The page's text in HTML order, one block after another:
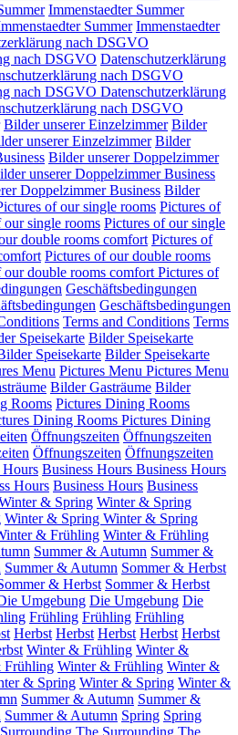
Immenstaedter Summer
Summer Immenstaedter
nach DSGVO
nach DSGVO Datenschutzerklärung
nach DSGVO
nach DSGVO Datenschutzerklärung
nach DSGVO
Bilder unserer Einzelzimmer Bilder
unserer Einzelzimmer Bilder
Bilder unserer Doppelzimmer
unserer Doppelzimmer Business
Doppelzimmer Business Bilder
of our single rooms Pictures of
our single rooms Pictures of our single
double rooms comfort Pictures of
Pictures of our double rooms
our double rooms comfort Pictures of
Geschäftsbedingungen
Geschäftsbedingungen
Terms and Conditions Terms
Speisekarte Bilder Speisekarte
Speisekarte Bilder Speisekarte
Menu Pictures Menu Pictures Menu
Bilder Gasträume Bilder
Rooms Pictures Dining Rooms
Dining Rooms Pictures Dining
Öffnungszeiten Öffnungszeiten
Öffnungszeiten Öffnungszeiten
Hours Business Hours Business Hours
Hours Business Hours Business
& Spring Winter & Spring
Winter & Spring Winter & Spring
& Frühling Winter & Frühling
Summer & Autumn Summer &
Summer & Autumn Sommer & Herbst
& Herbst Sommer & Herbst
Umgebung Die Umgebung Die
Frühling Frühling Frühling
Herbst Herbst Herbst Herbst Herbst
Winter & Frühling Winter &
Frühling Winter & Frühling Winter &
& Spring Winter & Spring Winter &
Summer & Autumn Summer &
Summer & Autumn Spring Spring
The Surrounding The